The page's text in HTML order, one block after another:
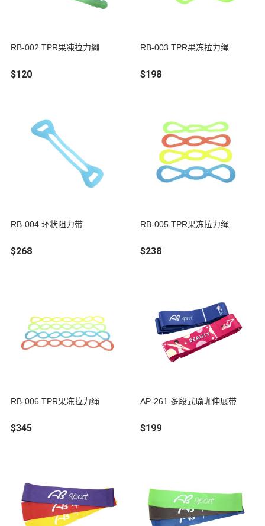
RB-002 TPR果凍拉力繩
$120
RB-003 TPR果冻拉力绳
$198
RB-004 环状阻力带
$268
RB-005 TPR果冻拉力绳
$238
RB-006 TPR果冻拉力绳
$345
AP-261 多段式瑜珈伸展带
$199